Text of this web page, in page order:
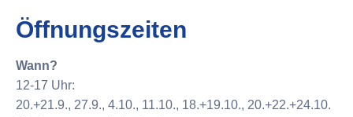
Öffnungszeiten
Wann?
12-17 Uhr:
20.+21.9., 27.9., 4.10., 11.10., 18.+19.10., 20.+22.+24.10.